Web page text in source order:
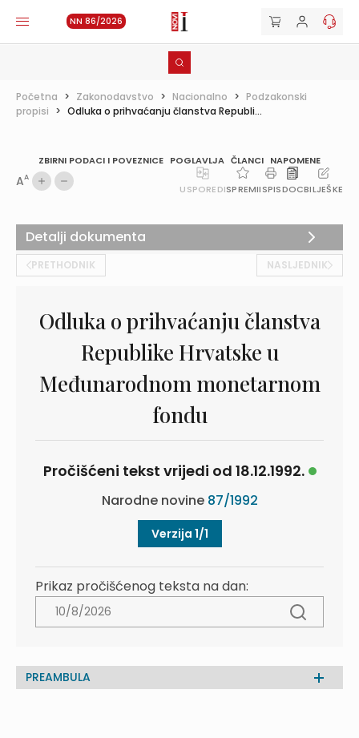
NN 86/2026
Početna > Zakonodavstvo > Nacionalno > Podzakonski
propisi > Odluka o prihvaćanju članstva Republi...
ZBIRNI PODACI I POVEZNICE POGLAVLJA ČLANCI NAPOMENE
AA
USPOREDISPREMIISPISDOCBILJEŠKE
PRETHODNIK NASLJEDNIK
Odluka o prihvaćanju članstva
Republike Hrvatske u
Međunarodnom monetarnom
fondu
Pročišćeni tekst vrijedi od 18.12.1992.
Narodne novine 87/1992
Verzija 1/1
Prikaz pročišćenog teksta na dan:
PREAMBULA
Detalji dokumenta